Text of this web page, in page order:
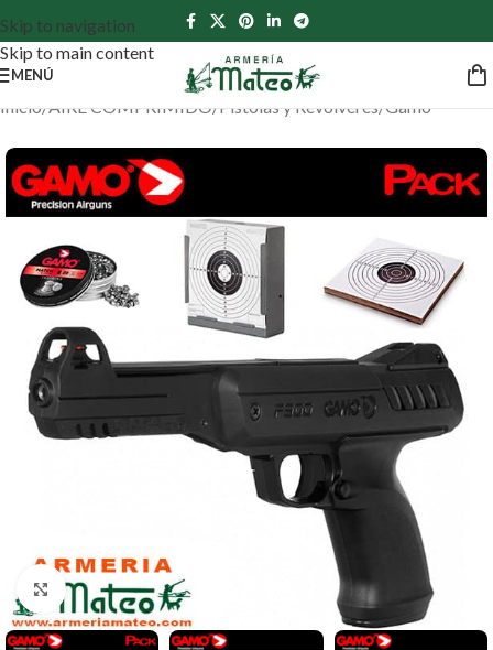
Skip to navigation
Skip to main content
MENÚ
Inicio/AIRE COMPRIMIDO/ Pistolas y Revólveres/ Gamo
Clic para ampliar